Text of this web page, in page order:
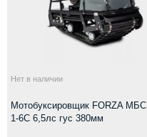
Нет в наличии
Мотобуксировщик FORZA МБС
1-6С 6,5лс гус 380мм